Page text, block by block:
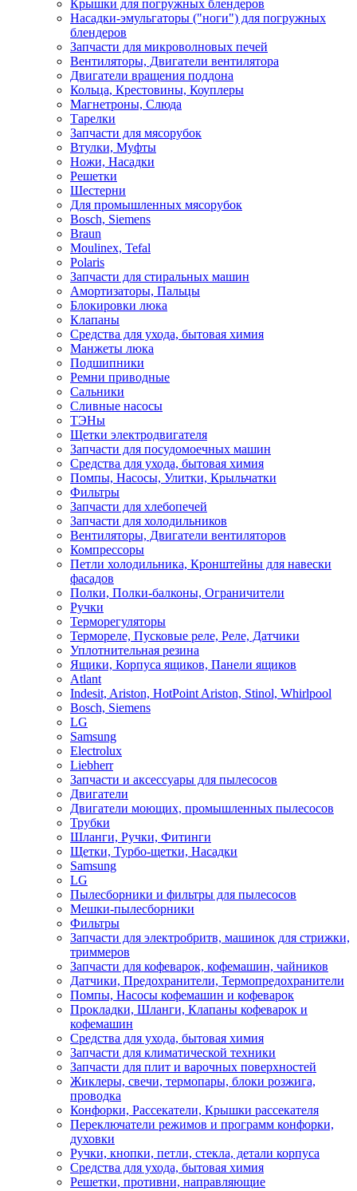
Крышки для погружных блендеров
Насадки-эмульгаторы ("ноги") для погружных
блендеров
Запчасти для микроволновых печей
Вентиляторы, Двигатели вентилятора
Двигатели вращения поддона
Кольца, Крестовины, Коуплеры
Магнетроны, Слюда
Тарелки
Запчасти для мясорубок
Втулки, Муфты
Ножи, Насадки
Решетки
Шестерни
Для промышленных мясорубок
Bosch, Siemens
Braun
Moulinex, Tefal
Polaris
Запчасти для стиральных машин
Амортизаторы, Пальцы
Блокировки люка
Клапаны
Средства для ухода, бытовая химия
Манжеты люка
Подшипники
Ремни приводные
Сальники
Сливные насосы
ТЭНы
Щетки электродвигателя
Запчасти для посудомоечных машин
Средства для ухода, бытовая химия
Помпы, Насосы, Улитки, Крыльчатки
Фильтры
Запчасти для хлебопечей
Запчасти для холодильников
Вентиляторы, Двигатели вентиляторов
Компрессоры
Петли холодильника, Кронштейны для навески
фасадов
Полки, Полки-балконы, Ограничители
Ручки
Терморегуляторы
Термореле, Пусковые реле, Реле, Датчики
Уплотнительная резина
Ящики, Корпуса ящиков, Панели ящиков
Atlant
Indesit, Ariston, HotPoint Ariston, Stinol, Whirlpool
Bosch, Siemens
LG
Samsung
Electrolux
Liebherr
Запчасти и аксессуары для пылесосов
Двигатели
Двигатели моющих, промышленных пылесосов
Трубки
Шланги, Ручки, Фитинги
Щетки, Турбо-щетки, Насадки
Samsung
LG
Пылесборники и фильтры для пылесосов
Мешки-пылесборники
Фильтры
Запчасти для электробритв, машинок для стрижки,
триммеров
Запчасти для кофеварок, кофемашин, чайников
Датчики, Предохранители, Термопредохранители
Помпы, Насосы кофемашин и кофеварок
Прокладки, Шланги, Клапаны кофеварок и
кофемашин
Средства для ухода, бытовая химия
Запчасти для климатической техники
Запчасти для плит и варочных поверхностей
Жиклеры, свечи, термопары, блоки розжига,
проводка
Конфорки, Рассекатели, Крышки рассекателя
Переключатели режимов и программ конфорки,
духовки
Ручки, кнопки, петли, стекла, детали корпуса
Средства для ухода, бытовая химия
Решетки, противни, направляющие